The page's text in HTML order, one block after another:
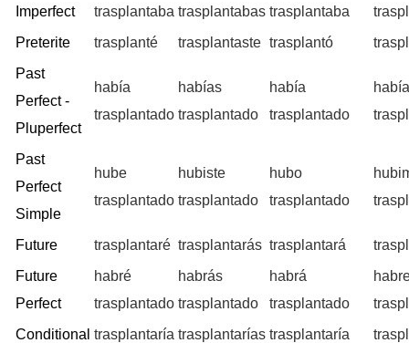
Imperfect
trasplantaba trasplantabas trasplantaba
Preterite
trasplanté trasplantaste trasplantó
Past
Perfect -
Pluperfect
había
trasplantado
habías
trasplantado
había
trasplantado
Past
Perfect
Simple
hube
trasplantado
hubiste
trasplantado
hubo
trasplantado
Future trasplantaré trasplantarás trasplantará
Future
Perfect
habré
trasplantado
habrás
trasplantado
habrá
trasplantado
Conditional trasplantaría trasplantarías trasplantaría